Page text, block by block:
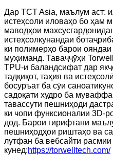
Дар TCT Asia, маълум аст:
истеҳсоли иловаҳо бо ҳам
маводҳои
истеҳсолкунандаи
ки полимерҳо барои ояндаи
муҳиманд. Таваҷҷӯҳи
TPU-и баландсифат дар
тадқиқот, таҳия ва
босуръат ба сӯи
садоқати худро ба
тавассути пешниҳоди
ки чопи функсионалии 3D-
дод. Барои гирифтани
пешниҳодҳои риштаҳо ва
лутфан ба вебсайти
кунед:https://torwelltech.com/